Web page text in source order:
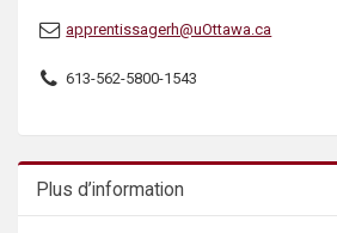
apprentissagerh@uOttawa.ca
613-562-5800-1543
Plus d’information